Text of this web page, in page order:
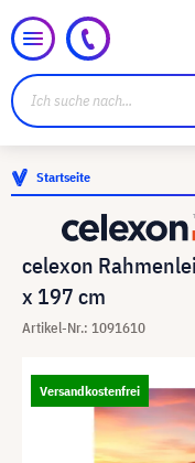
Startseite
celexon
x 197 cm
Artikel-Nr.: 1091610
Versandkostenfrei